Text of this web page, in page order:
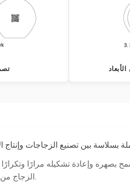
تسمح بصهره وإعادة تشكيله مرارًا